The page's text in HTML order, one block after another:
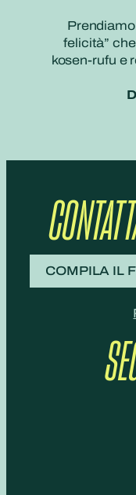
felicità”
kosen-rufu e
COMPILA IL